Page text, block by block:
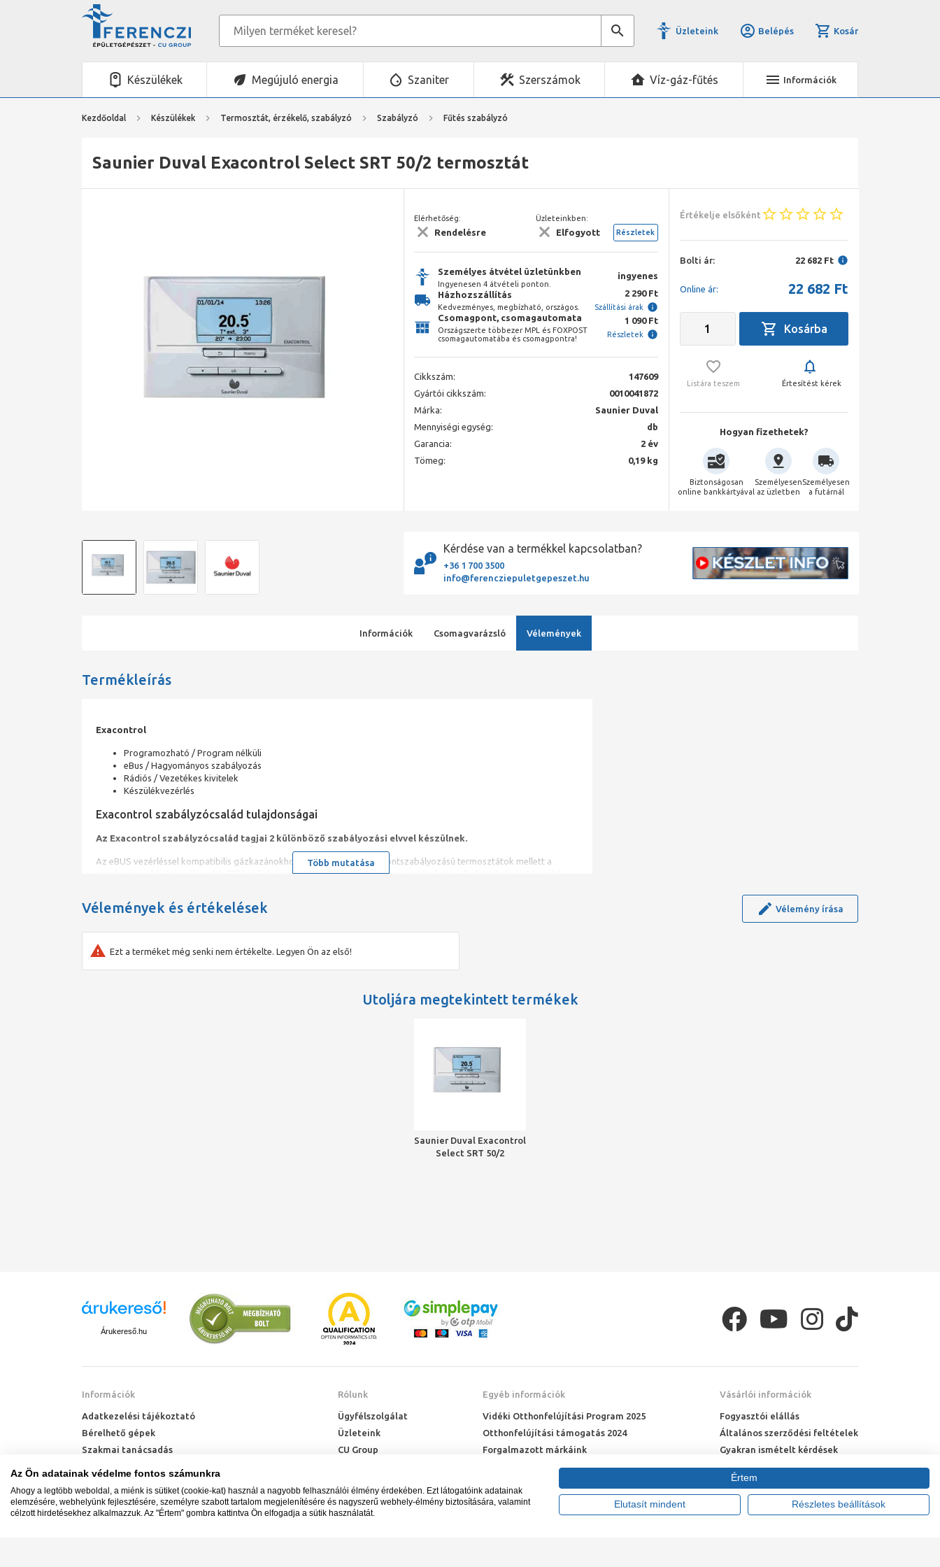
Üzleteink Belépés Kosár
Készülékek Megújuló energia Szaniter Szerszámok Víz-gáz-fűtés Információk
Kezdőoldal Készülékek Termosztát, érzékelő, szabályzó Szabályzó Fűtés szabályzó
Saunier Duval Exacontrol Select SRT 50/2 termosztát
Elérhetőség:
Rendelésre
Üzleteinkben:
Elfogyott Részletek
Személyes átvétel üzletünkben
Ingyenesen 4 átvételi ponton.
ingyenes
Házhozszállítás
Kedvezményes, megbízható, országos.
2 290 Ft
Szállítási árak
Csomagpont, csomagautomata
Országszerte többezer MPL és FOXPOST
csomagautomatába és csomagpontra!
1 090 Ft
Részletek
Cikkszám:
147609
Gyártói cikkszám:
0010041872
Márka:
Saunier Duval
Mennyiségi egység:
db
Garancia:
2 év
Tömeg:
0,19 kg
Értékelje elsőként
Bolti ár: 22 682 Ft
Online ár: 22 682 Ft
Listára teszem Értesítést kérek
Hogyan fizethetek?
Biztonságosan
online bankkártyával
Személyesen
az üzletben
Személyesen
a futárnál
Kérdése van a termékkel kapcsolatban?
+36 1 700 3500
info@ferencziepuletgepeszet.hu
Információk Csomagvarázsló Vélemények
Termékleírás
Exacontrol
Programozható / Program nélküli
eBus / Hagyományos szabályozás
Rádiós / Vezetékes kivitelek
Készülékvezérlés
Exacontrol szabályzócsalád tulajdonságai
Az Exacontrol szabályzócsalád tagjai 2 különböző szabályozási elvvel készülnek.
Az eBUS vezérléssel kompatibilis gázkazánokhoz a hagyományos kétpontszabályozású termosztátok mellett a
gazdaságosabb, takarékosabb, "E" betűjelzést is tartalmazó eBUS-os termosztátokat is alkalmazhatjuk. A korábbi
eBUS vezérlésű készülékeink a következők:
Thelia Condens, Thema Condens, Isofast 21 Condens, KKS Condens, Semia Condens, Semiatek Condens,
Isotwin Condens (2010-től)
Renova Electric (...KE/14) sorozat
Themaclassic C25 (H-HU), Renova Mini (18, 19 sorozat), Semia, Isotwin (2008-tól)
Az Exacontrol szabályzócsaládban az alábbi típusok állnak rendelkezésre:
Programozás nélküli modulációs termosztát, amely a helyiséghőmérséklet szabályozására szolgál. A melegvíz-
Több mutatása
Vélemények és értékelések Vélemény írása
Ezt a terméket még senki nem értékelte. Legyen Ön az első!
Utoljára megtekintett termékek
Saunier Duval Exacontrol
Select SRT 50/2
Árukereső.hu
Információk
Adatkezelési tájékoztató
Bérelhető gépek
Szakmai tanácsadás
Hőszivattyú kalkulátor
Rólunk
Ügyfélszolgálat
Üzleteink
CU Group
Egyéb információk
Vidéki Otthonfelújítási Program 2025
Otthonfelújítási támogatás 2024
Forgalmazott márkáink
Adatkezelési kérelem
Vásárlói információk
Fogyasztói elállás
Általános szerződési feltételek
Gyakran ismételt kérdések
Online rendelés menete
Fizetési feltételek
Házhozszállítás
Az Ön adatainak védelme fontos számunkra
Ahogy a legtöbb weboldal, a miénk is sütiket (cookie-kat) használ a nagyobb felhasználói élmény érdekében. Ezt látogatóink adatainak
elemzésére, webhelyünk fejlesztésére, személyre szabott tartalom megjelenítésére és nagyszerű webhely-élmény biztosítására, valamint
célzott hirdetésekhez alkalmazzuk. Az "Értem" gombra kattintva Ön elfogadja a sütik használatát.
Értem
Elutasít mindent Részletes beállítások